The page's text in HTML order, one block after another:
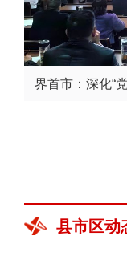
界首市：深化“
县市区动